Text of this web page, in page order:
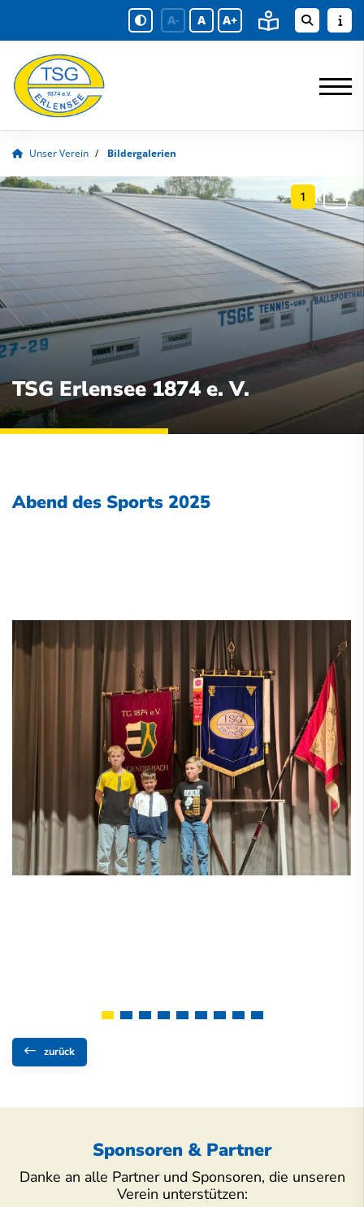
A- A A+
Unser Verein Bildergalerien
TSG Erlensee 1874 e. V.
Abend des Sports 2025
zurück
Sponsoren & Partner
Danke an alle Partner und Sponsoren, die unseren
Verein unterstützen: